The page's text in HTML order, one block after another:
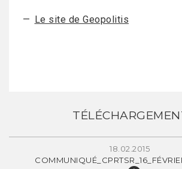
Le site de Geopolitis
18.02.2015